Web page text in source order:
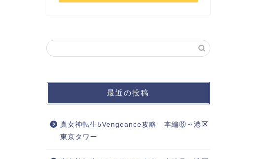
最近の投稿
真女神転生5Vengeance攻略 本編⑥～港区
東京タワー